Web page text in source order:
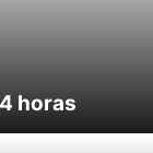
horas